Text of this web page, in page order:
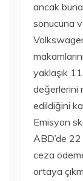
ancak
sonucuna
yaklaşık
değerlerini
edildiğini
Emisyon
ABD’de
ceza
ortaya